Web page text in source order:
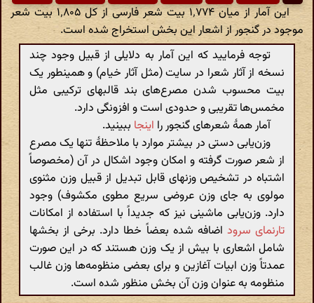
این آمار از میان ۱٬۷۷۴ بیت شعر فارسی از کل ۱٬۸۰۵ بیت شعر
موجود در گنجور از اشعار این بخش استخراج شده است.
توجه فرمایید که این آمار به دلایلی از قبیل وجود چند
نسخه از آثار شعرا در سایت (مثل آثار خیام) و همینطور یک
بیت محسوب شدن مصرع‌های بند قالبهای ترکیبی مثل
مخمس‌ها تقریبی و حدودی است و افزونگی دارد.
آمار همهٔ شعرهای گنجور را اینجا ببینید.
وزن‌یابی دستی در بیشتر موارد با ملاحظهٔ تنها یک مصرع
از شعر صورت گرفته و امکان وجود اشکال در آن (مخصوصاً
اشتباه در تشخیص وزنهای قابل تبدیل از قبیل وزن مثنوی
مولوی به جای وزن عروضی سریع مطوی مکشوف) وجود
دارد. وزن‌یابی ماشینی نیز که جدیداً با استفاده از امکانات
تارنمای سرود اضافه شده بعضاً خطا دارد. برخی از بخشها
شامل اشعاری با بیش از یک وزن هستند که در این صورت
عمدتاً وزن ابیات آغازین و برای بعضی منظومه‌ها وزن غالب
منظومه به عنوان وزن آن بخش منظور شده است.